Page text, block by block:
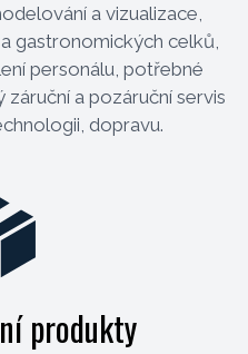
a vizualizace,
gastronomických celků,
personálu, potřebné
a pozáruční servis
dopravu.
produkty